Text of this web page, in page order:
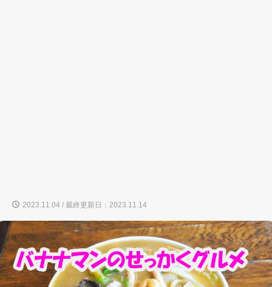
2023.11.04 / 最終更新日：2023.11.14